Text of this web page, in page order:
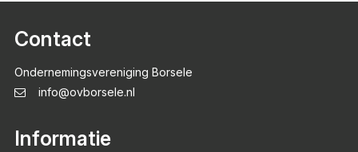
Contact
Ondernemingsvereniging Borsele
info@ovborsele.nl
Informatie